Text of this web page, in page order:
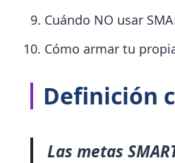
Cuándo NO usar
Cómo armar tu
Definición
Las metas